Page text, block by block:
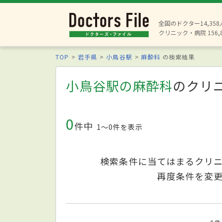
全国のドクター14,358
クリニック・病院
TOP 岩手県 小鳥谷駅 麻酔科 の検索結果
小鳥谷駅の麻酔科のクリ
0件中 1〜0件を表示
検索条件に当てはまるクリ
再度条件を変